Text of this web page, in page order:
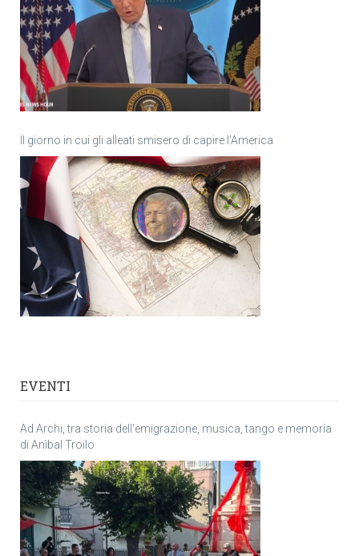
Il giorno in cui gli alleati smisero di capire l’America
EVENTI
Ad Archi, tra storia dell’emigrazione, musica, tango e memoria
di Anìbal Troilo